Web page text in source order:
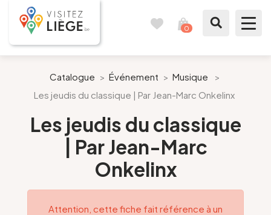
0
Comme un Liégeois
Préparer mon séjour
Catalogue > Événement > Musique
>
Les jeudis du classique | Par Jean-Marc Onkelinx
Les jeudis du classique
| Par Jean-Marc
Onkelinx
Attention, cette fiche fait référence à un